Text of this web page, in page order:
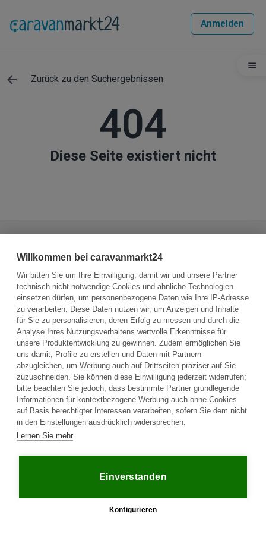
Anmelden
Zurück zu den Suchergebnissen
404
Diese Seite existiert nicht
Sie haben die Möglichkeit, dem Verkäufer eine Nachricht zu
senden.
Frage an den Fahrzeughalter stellen
Plattform
Startseite
Häufige Fragen
Über uns
Kontakt
Ratgeber
Jobs
Partner
AGB
Willkommen bei caravanmarkt24
Wir bitten Sie um Ihre Einwilligung, damit wir und unsere Partner
technisch nicht notwendige Cookies und ähnliche Technologien
einsetzen dürfen, um personenbezogene Daten wie Ihre IP-Adresse
zu verarbeiten. Diese Daten nutzen wir, um Anzeigen und Inhalte
für Sie zu personalisieren, deren Erfolg zu messen und durch die
Analyse Ihres Nutzungsverhaltens wertvolle Erkenntnisse für
unsere Produktentwicklung zu gewinnen. Zudem ermöglichen Sie
uns damit, Profile zu erstellen und Daten mit Partnern
abzugleichen, um Werbung auch auf Drittseiten präziser auf Sie
zuzuschneiden. Sie können diese Einwilligung jederzeit widerrufen;
bitte beachten Sie jedoch, dass bestimmte Partner grundlegende
Informationen für kontextbezogene Werbung auch ohne Cookies
auf Basis berechtigter Interessen verarbeiten, sofern Sie dem nicht
in den Einstellungen ausdrücklich widersprechen.
Lernen Sie mehr
Einverstanden
Konfigurieren